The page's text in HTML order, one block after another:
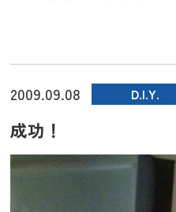
2009.09.08 D.I.Y.
成功！